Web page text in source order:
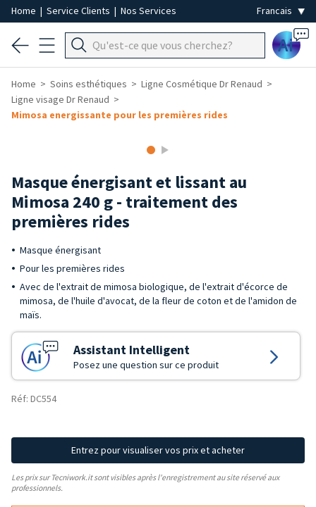
Home | Service Clients | Nos Services
Ai
Home Soins esthétiques
Ligne Cosmétique Dr Renaud
Ligne visage Dr Renaud
Mimosa energissante pour les premières rides
Masque énergisant et lissant au
Mimosa 240 g - traitement des
premières rides
Masque énergisant
Pour les premières rides
Avec de l'extrait de mimosa biologique, de l'extrait d'écorce de
mimosa, de l'huile d'avocat, de la fleur de coton et de l'amidon de
maïs.
Assistant Intelligent
Posez une question sur ce produit
Réf: DC554
Entrez pour visualiser vos prix et acheter
Les prix sur Tecniwork.it sont visibles après l'enregistrement au site réservé aux
professionnels.